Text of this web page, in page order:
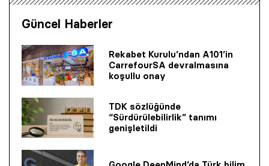
Güncel Haberler
Rekabet Kurulu’ndan A101’in
CarrefourSA devralmasına
koşullu onay
TDK sözlüğünde
“Sürdürülebilirlik” tanımı
genişletildi